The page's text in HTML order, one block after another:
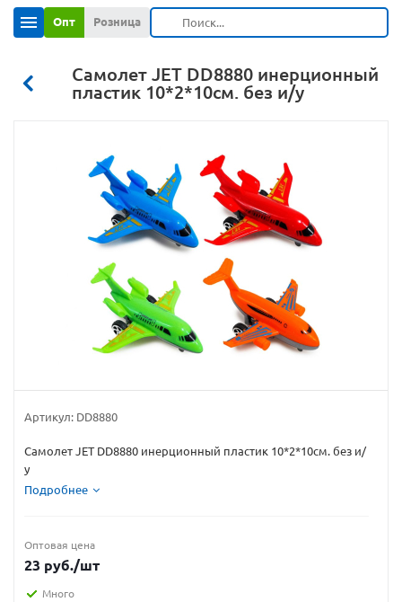
Опт Розница
Самолет JET DD8880 инерционный
пластик 10*2*10см. без и/у
Артикул: DD8880
Самолет JET DD8880 инерционный пластик 10*2*10см. без и/
у
Подробнее
Оптовая цена
23 руб./шт
Много